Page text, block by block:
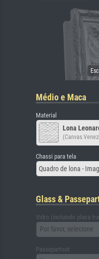
Médio e Maca
Material
Lona
(Canvas
Chassi para tela
Quadro de lona -
Glass &
Vidro (incluindo placa
Por favor, selecione
Passepartout